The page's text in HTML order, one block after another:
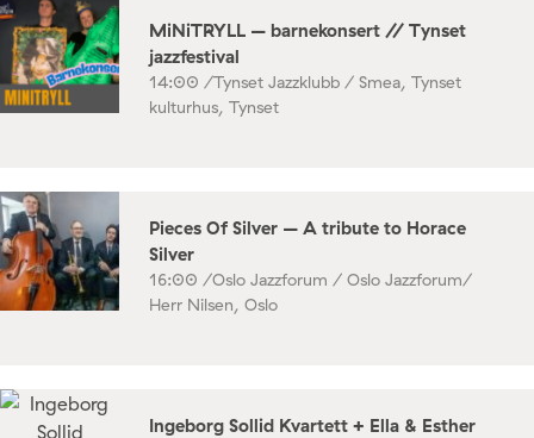
MiNiTRYLL – barnekonsert // Tynset
jazzfestival
14:00 /Tynset Jazzklubb / Smea, Tynset
kulturhus, Tynset
Pieces Of Silver – A tribute to Horace
Silver
16:00 /Oslo Jazzforum / Oslo Jazzforum/
Herr Nilsen, Oslo
Ingeborg Sollid Kvartett + Ella & Esther